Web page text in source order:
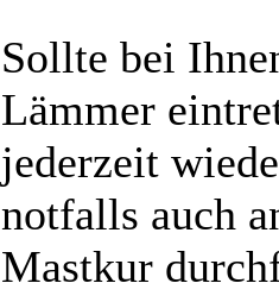
Sollte bei
Lämmer
jederzeit
notfalls auch
Mastkur